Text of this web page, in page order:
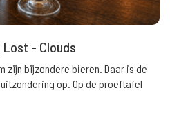
- Clouds
zijn bijzondere bieren. Daar is de
op. Op de proeftafel